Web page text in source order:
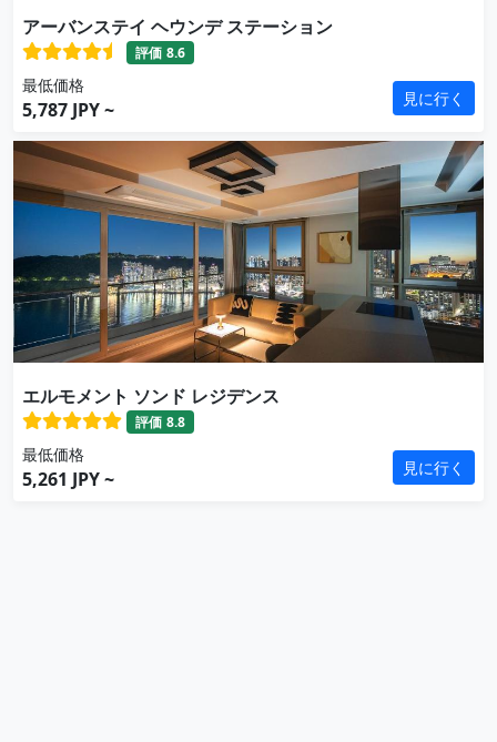
アーバンステイ ヘウンデ ステーション
評価 8.6
最低価格
5,787 JPY ~ 見に行く
エルモメント ソンド レジデンス
評価 8.8
最低価格
5,261 JPY ~ 見に行く